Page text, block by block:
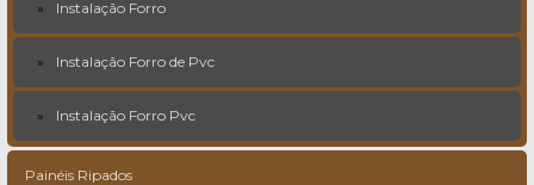
Instalação Forro
Instalação Forro de Pvc
Instalação Forro Pvc
Painéis Ripados